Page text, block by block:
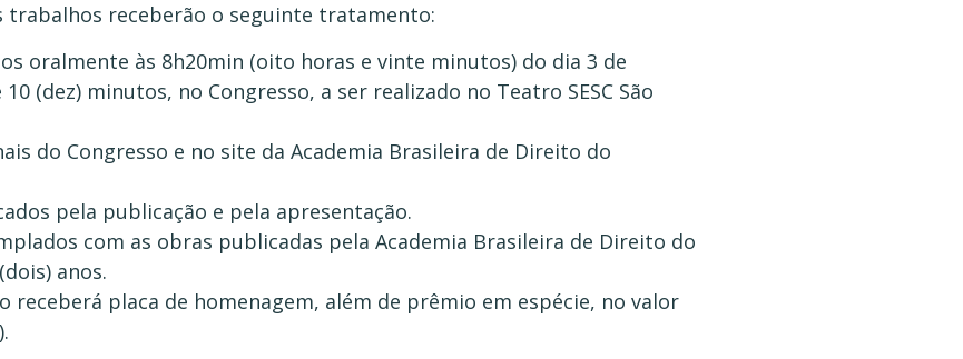
trabalhos receberão o seguinte tratamento:
oralmente às 8h20min (oito horas e vinte minutos) do dia 3 de
(dez) minutos, no Congresso, a ser realizado no Teatro SESC São
do Congresso e no site da Academia Brasileira de Direito do
pela publicação e pela apresentação.
com as obras publicadas pela Academia Brasileira de Direito do
anos.
receberá placa de homenagem, além de prêmio em espécie, no valor